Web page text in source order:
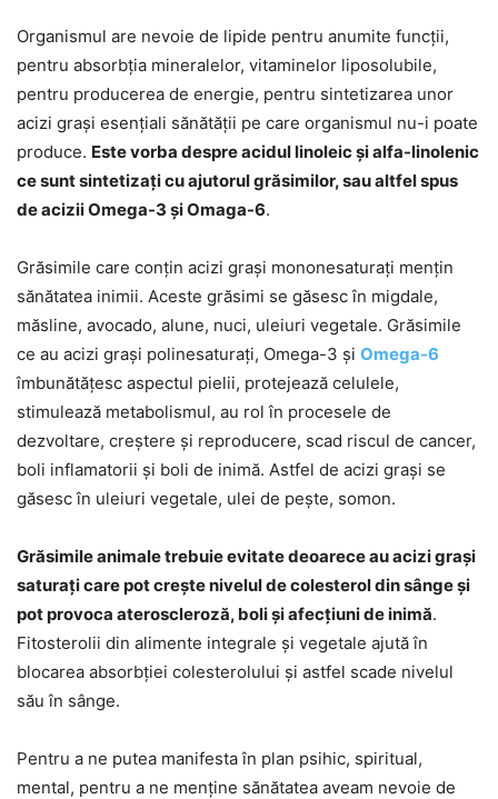
Organismul are nevoie de lipide pentru anumite funcții,
pentru absorbția mineralelor, vitaminelor liposolubile,
pentru producerea de energie, pentru sintetizarea unor
acizi grași esențiali sănătății pe care organismul nu-i poate
produce. Este vorba despre acidul linoleic și alfa-linolenic
ce sunt sintetizați cu ajutorul grăsimilor, sau altfel spus
de acizii Omega-3 și Omaga-6.
Grăsimile care conțin acizi grași mononesaturați mențin
sănătatea inimii. Aceste grăsimi se găsesc în migdale,
măsline, avocado, alune, nuci, uleiuri vegetale. Grăsimile
ce au acizi grași polinesaturați, Omega-3 și Omega-6
îmbunătățesc aspectul pielii, protejează celulele,
stimulează metabolismul, au rol în procesele de
dezvoltare, creștere și reproducere, scad riscul de cancer,
boli inflamatorii și boli de inimă. Astfel de acizi grași se
găsesc în uleiuri vegetale, ulei de pește, somon.
Grăsimile animale trebuie evitate deoarece au acizi grași
saturați care pot crește nivelul de colesterol din sânge și
pot provoca ateroscleroză, boli și afecțiuni de inimă.
Fitosterolii din alimente integrale și vegetale ajută în
blocarea absorbției colesterolului și astfel scade nivelul
său în sânge.
Pentru a ne putea manifesta în plan psihic, spiritual,
mental, pentru a ne menține sănătatea aveam nevoie de